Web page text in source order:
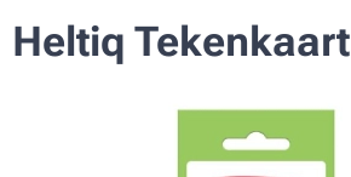
Heltiq Tekenkaart